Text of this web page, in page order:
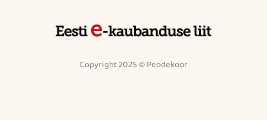
Copyright 2025 © Peodekoor